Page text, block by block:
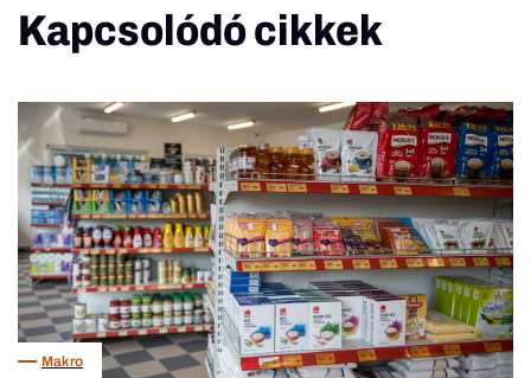
Kapcsolódó cikkek
Makro